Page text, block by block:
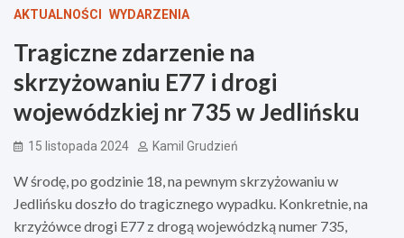
AKTUALNOŚCI WYDARZENIA
Tragiczne zdarzenie na
skrzyżowaniu E77 i drogi
wojewódzkiej nr 735 w Jedlińsku
15 listopada 2024 Kamil Grudzień
W środę, po godzinie 18, na pewnym skrzyżowaniu w
Jedlińsku doszło do tragicznego wypadku. Konkretnie, na
krzyżówce drogi E77 z drogą wojewódzką numer 735,